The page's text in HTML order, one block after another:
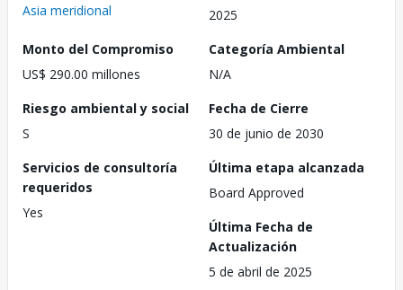
Asia meridional
2025
Monto del Compromiso
US$ 290.00 millones
Categoría Ambiental
N/A
Riesgo ambiental y social
S
Fecha de Cierre
30 de junio de 2030
Servicios de consultoría
requeridos
Yes
Última etapa alcanzada
Board Approved
Última Fecha de
Actualización
5 de abril de 2025